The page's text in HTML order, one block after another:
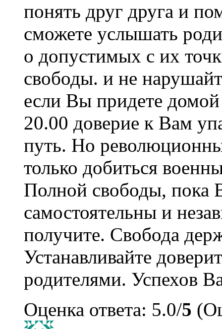
понять друг друга и
сможете услышать
о допустимых с их
свободы. и не
если Вы придете
20.00 доверие к Вам
путь. Но
только добиться
Полной свободы, пока
самостоятельны и
получите. Свобода
Устанавливайте
родителями. Успехов
Оценка ответа: 5.0/5